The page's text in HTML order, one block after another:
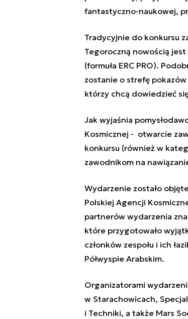
fantastyczno-naukowej,
Tradycyjnie do konkursu
Tegoroczną nowością
(formuła ERC PRO).
zostanie o strefę
którzy chcą dowiedzieć
Jak wyjaśnia
Kosmicznej - otwarcie
konkursu (również w
zawodnikom na
Wydarzenie zostało
Polskiej Agencji
partnerów wydarzenia
które przygotowało
członków zespołu i ich
Półwyspie Arabskim.
Organizatorami
w Starachowicach,
i Techniki, a także Mars